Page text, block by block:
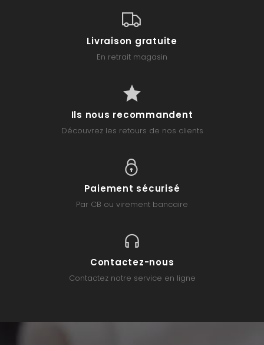
Livraison gratuite
En retrait magasin
Ils nous recommandent
Découvrez les retours de nos clients
Paiement sécurisé
Par CB ou virement bancaire
Contactez-nous
Contactez notre service en ligne